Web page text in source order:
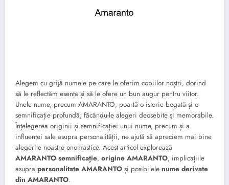
Alegem cu grijă numele pe care le oferim copiilor noștri, dorind
să le reflectăm esența și să le ofere un bun augur pentru viitor.
Unele nume, precum AMARANTO, poartă o istorie bogată și o
semnificație profundă, făcându-le alegeri deosebite și memorabile.
Înțelegerea originii și semnificației unui nume, precum și a
influenței sale asupra personalității, ne ajută să apreciem mai bine
alegerile noastre onomastice. Acest articol explorează
AMARANTO semnificație, origine AMARANTO, implicațiile
asupra personalitate AMARANTO și posibilele nume derivate
din AMARANTO.